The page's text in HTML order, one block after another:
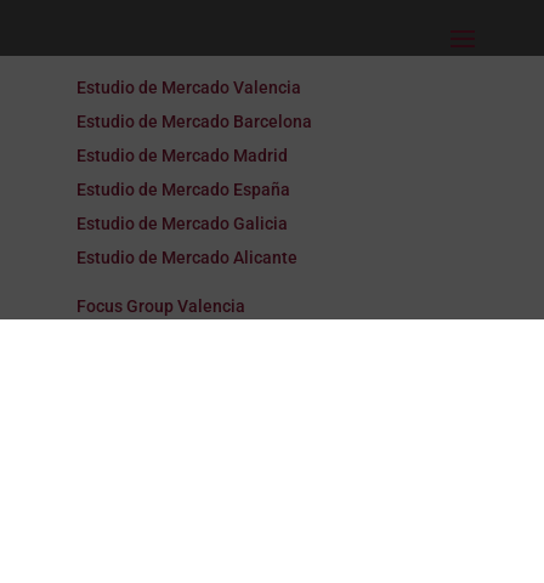
Estudio de Mercado Valencia
Estudio de Mercado Barcelona
Estudio de Mercado Madrid
Estudio de Mercado España
Estudio de Mercado Galicia
Estudio de Mercado Alicante
Focus Group Valencia